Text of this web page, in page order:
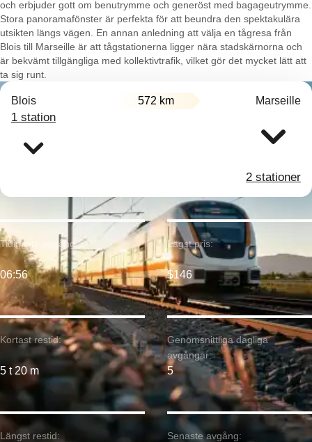
och erbjuder gott om benutrymme och generöst med bagageutrymme.
Stora panoramafönster är perfekta för att beundra den spektakulära
utsikten längs vägen. En annan anledning att välja en tågresa från
Blois till Marseille är att tågstationerna ligger nära stadskärnorna och
är bekvämt tillgängliga med kollektivtrafik, vilket gör det mycket lätt att
ta sig runt.
Blois 572 km Marseille
1 station
2 stationer
Kortast restid:
5 t 20 m
Tidigaste avgång:
06:56
Längst restid:
Lägst pris:
$146
Genomsnittliga dagliga
avgångar:
5
Senaste avgång: